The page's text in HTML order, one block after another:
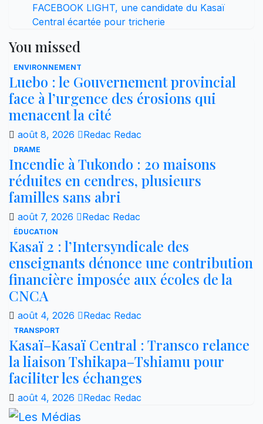
FACEBOOK LIGHT, une candidate du Kasaï
Central écartée pour tricherie
You missed
ENVIRONNEMENT
Luebo : le Gouvernement provincial
face à l’urgence des érosions qui
menacent la cité
août 8, 2026 Redac Redac
DRAME
Incendie à Tukondo : 20 maisons
réduites en cendres, plusieurs
familles sans abri
août 7, 2026 Redac Redac
ÉDUCATION
Kasaï 2 : l’Intersyndicale des
enseignants dénonce une contribution
financière imposée aux écoles de la
CNCA
août 4, 2026 Redac Redac
TRANSPORT
Kasaï–Kasaï Central : Transco relance
la liaison Tshikapa–Tshiamu pour
faciliter les échanges
août 4, 2026 Redac Redac